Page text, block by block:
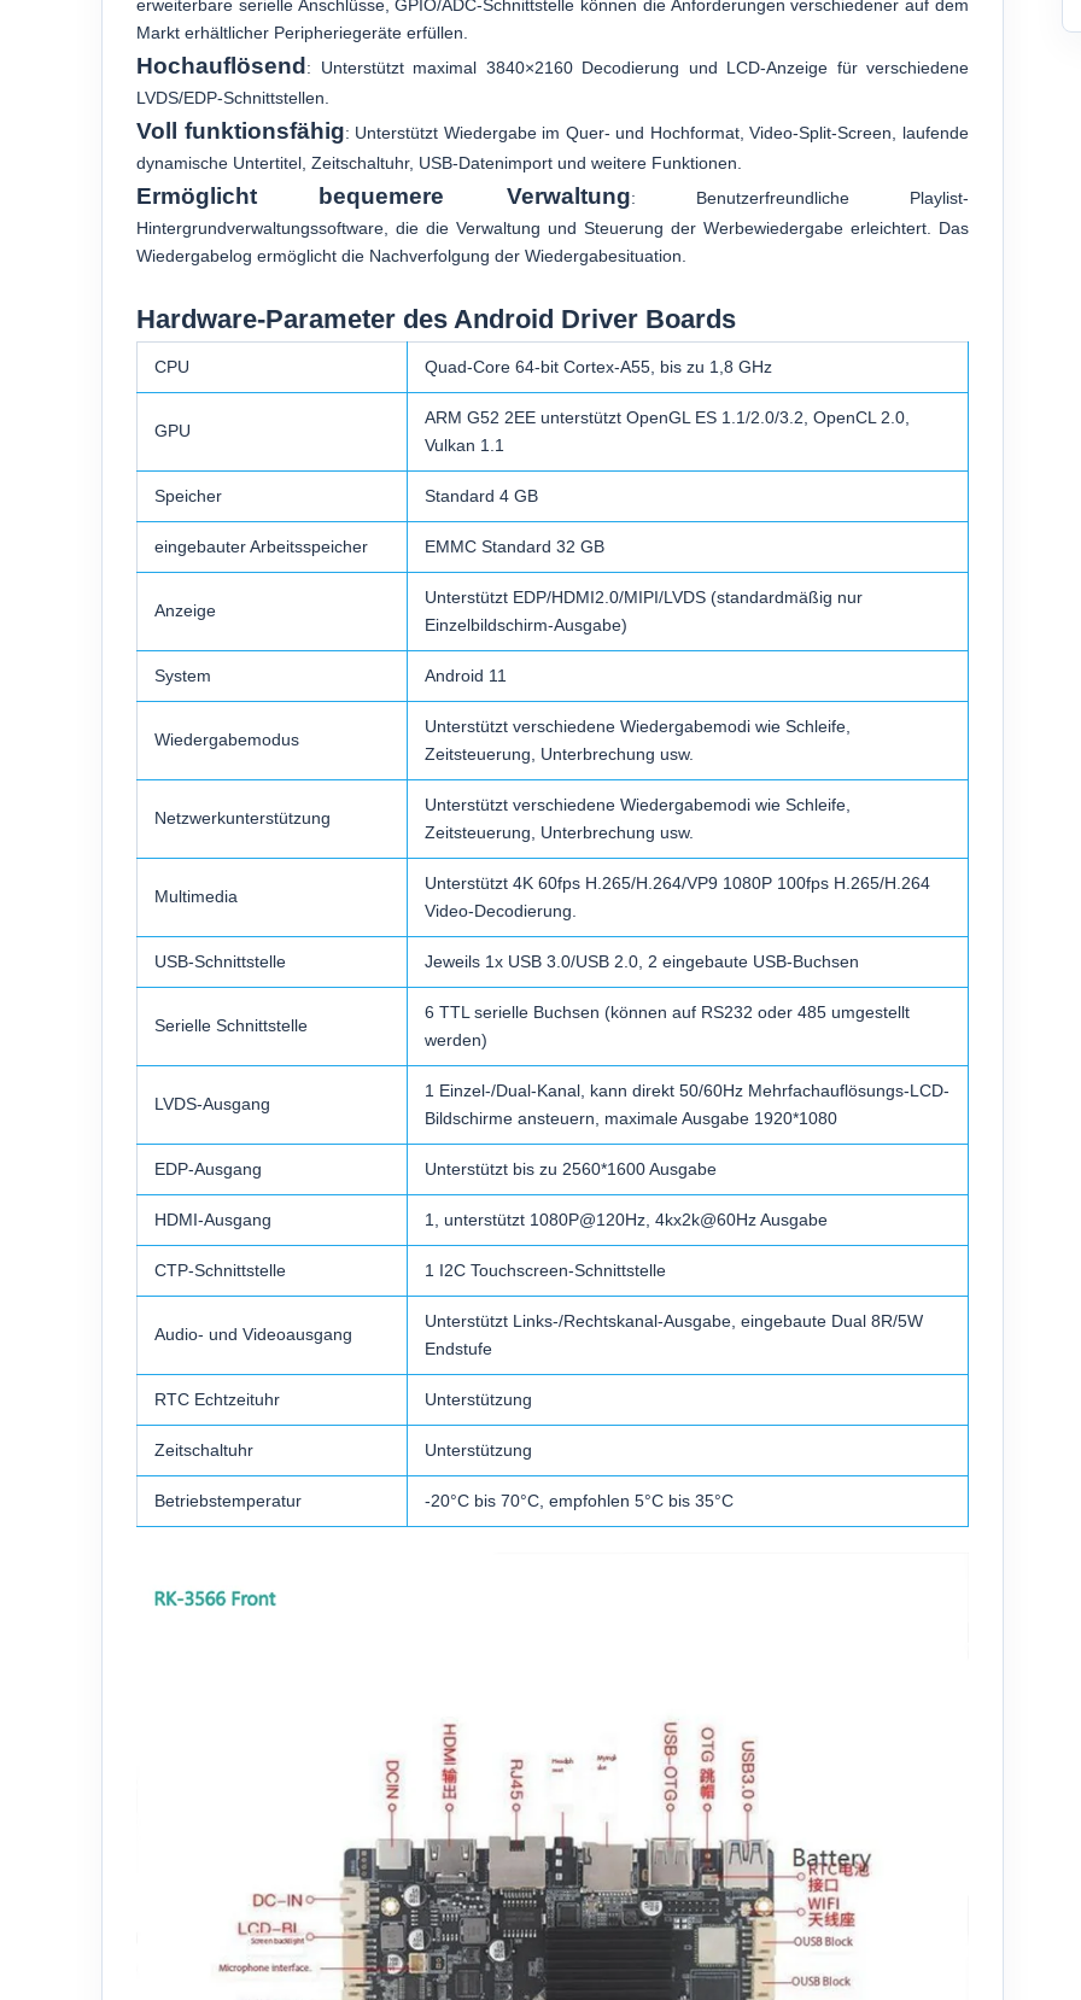
erweiterbare serielle Anschlüsse, GPIO/ADC-Schnittstelle können die Anforderungen verschiedener auf dem
Markt erhältlicher Peripheriegeräte erfüllen.
Hochauflösend : Unterstützt maximal 3840×2160 Decodierung und LCD-Anzeige für verschiedene
LVDS/EDP-Schnittstellen.
Voll funktionsfähig: Unterstützt Wiedergabe im Quer- und Hochformat, Video-Split-Screen, laufende
dynamische Untertitel, Zeitschaltuhr, USB-Datenimport und weitere Funktionen.
Ermöglicht bequemere Verwaltung: Benutzerfreundliche Playlist-
Hintergrundverwaltungssoftware, die die Verwaltung und Steuerung der Werbewiedergabe erleichtert. Das
Wiedergabelog ermöglicht die Nachverfolgung der Wiedergabesituation.
Hardware-Parameter des Android Driver Boards
CPU Quad-Core 64-bit Cortex-A55, bis zu 1,8 GHz
GPU
ARM G52 2EE unterstützt OpenGL ES 1.1/2.0/3.2, OpenCL 2.0,
Vulkan 1.1
Speicher Standard 4 GB
eingebauter Arbeitsspeicher EMMC Standard 32 GB
Anzeige
Unterstützt EDP/HDMI2.0/MIPI/LVDS (standardmäßig nur
Einzelbildschirm-Ausgabe)
System Android 11
Wiedergabemodus
Unterstützt verschiedene Wiedergabemodi wie Schleife,
Zeitsteuerung, Unterbrechung usw.
Netzwerkunterstützung
Unterstützt verschiedene Wiedergabemodi wie Schleife,
Zeitsteuerung, Unterbrechung usw.
Multimedia
Unterstützt 4K 60fps H.265/H.264/VP9 1080P 100fps H.265/H.264
Video-Decodierung.
USB-Schnittstelle Jeweils 1x USB 3.0/USB 2.0, 2 eingebaute USB-Buchsen
Serielle Schnittstelle
6 TTL serielle Buchsen (können auf RS232 oder 485 umgestellt
werden)
LVDS-Ausgang
1 Einzel-/Dual-Kanal, kann direkt 50/60Hz Mehrfachauflösungs-LCD-
Bildschirme ansteuern, maximale Ausgabe 1920*1080
EDP-Ausgang Unterstützt bis zu 2560*1600 Ausgabe
HDMI-Ausgang 1, unterstützt 1080P@120Hz, 4kx2k@60Hz Ausgabe
CTP-Schnittstelle 1 I2C Touchscreen-Schnittstelle
Audio- und Videoausgang
Unterstützt Links-/Rechtskanal-Ausgabe, eingebaute Dual 8R/5W
Endstufe
RTC Echtzeituhr Unterstützung
Zeitschaltuhr Unterstützung
Betriebstemperatur -20°C bis 70°C, empfohlen 5°C bis 35°C